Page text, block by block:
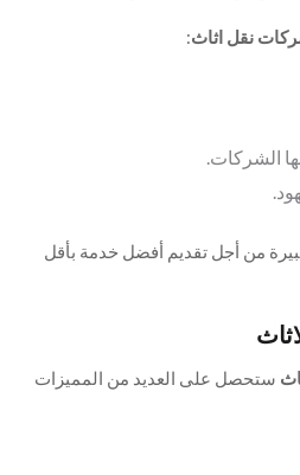
نقل اثاث:
الشركات.
من أجل تقديم أفضل خدمة بأقل
ستحصل على العديد من المميزات